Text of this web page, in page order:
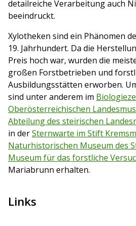
detailreiche Verarbeitung auch
beeindruckt.
Xylotheken sind ein Phänomen
19. Jahrhundert. Da die
Preis hoch war, wurden die
großen Forstbetrieben und
Ausbildungsstätten erworben.
sind unter anderem im
Oberösterreichischen
Abteilung des steirischen
in derSternwarte im Stift
Naturhistorischen Museum des
Museum für das forstliche
Mariabrunn erhalten.
Links